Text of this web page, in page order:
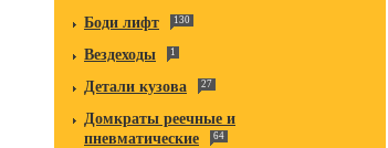
Боди лифт 130
Вездеходы 1
Детали кузова 27
Домкраты реечные и
пневматические
64